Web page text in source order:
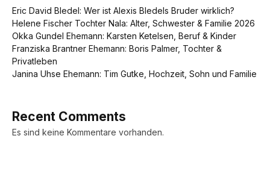
Eric David Bledel: Wer ist Alexis Bledels Bruder wirklich?
Helene Fischer Tochter Nala: Alter, Schwester & Familie 2026
Okka Gundel Ehemann: Karsten Ketelsen, Beruf & Kinder
Franziska Brantner Ehemann: Boris Palmer, Tochter &
Privatleben
Janina Uhse Ehemann: Tim Gutke, Hochzeit, Sohn und Familie
Recent Comments
Es sind keine Kommentare vorhanden.